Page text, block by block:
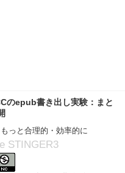
のepub書き出し実験：まと
っと合理的・効率的に
STINGER3